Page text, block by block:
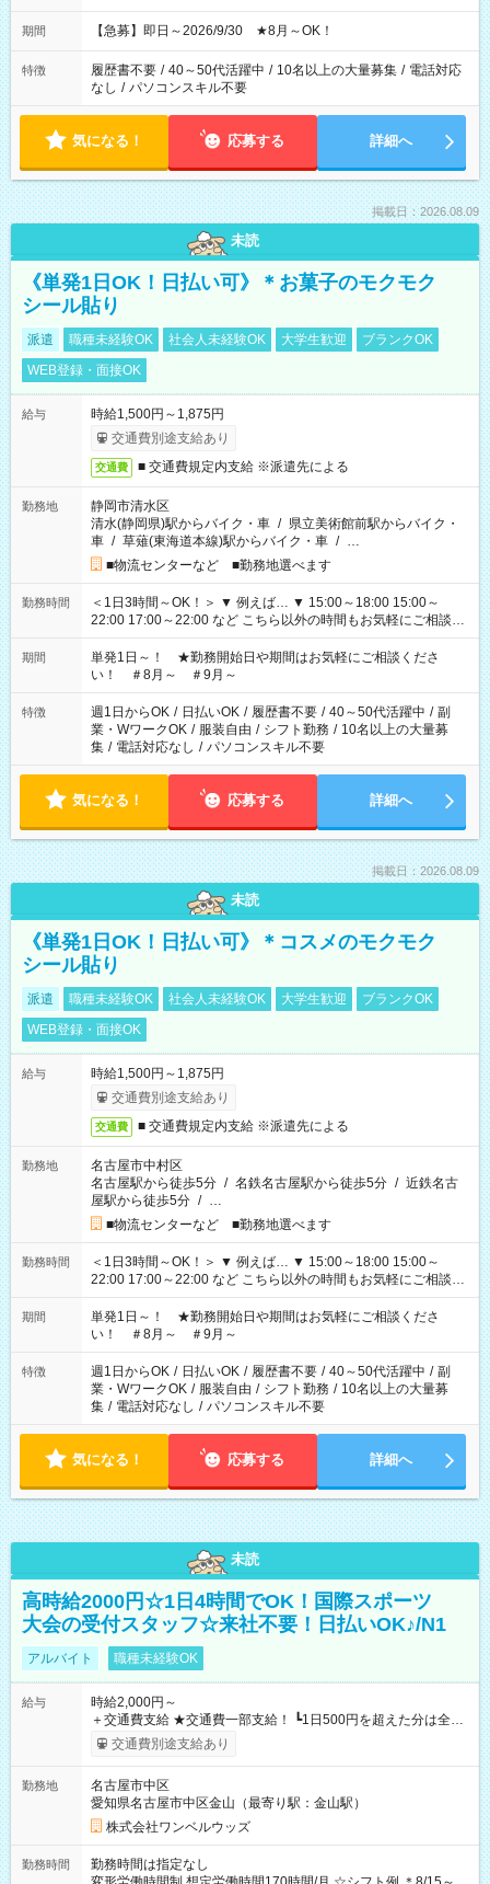
期間 【急募】即日～2026/9/30 ★8月～OK！
特徴 履歴書不要 / 40～50代活躍中 / 10名以上の大量募集 / 電話対応
なし / パソコンスキル不要
気になる！ 応募する 詳細へ
掲載日：2026.08.09
未読
《単発1日OK！日払い可》＊お菓子のモクモク
シール貼り
派遣 職種未経験OK 社会人未経験OK 大学生歓迎
ブランクOK
WEB登録・面接OK
給与
時給1,500円～1,875円
交通費別途支給あり
交通費 ■ 交通費規定内支給 ※派遣先による
勤務地
静岡市清水区
清水(静岡県)駅からバイク・車 / 県立美術館前駅からバイク・
車 / 草薙(東海道本線)駅からバイク・車 / …
■物流センターなど ■勤務地選べます
勤務時間
＜1日3時間～OK！＞ ▼ 例えば… ▼ 15:00～18:00 15:00～
22:00 17:00～22:00 など こちら以外の時間もお気軽にご相談く
ださい！
期間
単発1日～！ ★勤務開始日や期間はお気軽にご相談くださ
い！ ＃8月～ ＃9月～
特徴 週1日からOK / 日払いOK / 履歴書不要 / 40～50代活躍中 / 副
業・WワークOK / 服装自由 / シフト勤務 / 10名以上の大量募
集 / 電話対応なし / パソコンスキル不要
気になる！ 応募する 詳細へ
掲載日：2026.08.09
未読
《単発1日OK！日払い可》＊コスメのモクモク
シール貼り
派遣 職種未経験OK 社会人未経験OK 大学生歓迎
ブランクOK
WEB登録・面接OK
給与
時給1,500円～1,875円
交通費別途支給あり
交通費 ■ 交通費規定内支給 ※派遣先による
勤務地
名古屋市中村区
名古屋駅から徒歩5分 / 名鉄名古屋駅から徒歩5分 / 近鉄名古
屋駅から徒歩5分 / …
■物流センターなど ■勤務地選べます
勤務時間
＜1日3時間～OK！＞ ▼ 例えば… ▼ 15:00～18:00 15:00～
22:00 17:00～22:00 など こちら以外の時間もお気軽にご相談く
ださい！
期間
単発1日～！ ★勤務開始日や期間はお気軽にご相談くださ
い！ ＃8月～ ＃9月～
特徴 週1日からOK / 日払いOK / 履歴書不要 / 40～50代活躍中 / 副
業・WワークOK / 服装自由 / シフト勤務 / 10名以上の大量募
集 / 電話対応なし / パソコンスキル不要
気になる！ 応募する 詳細へ
未読
高時給2000円☆1日4時間でOK！国際スポーツ
大会の受付スタッフ☆来社不要！日払いOK♪/N1
アルバイト 職種未経験OK
給与
時給2,000円～
＋交通費支給 ★交通費一部支給！ ┗1日500円を超えた分は全額
支給！ ※往復500円以内の方は自己負担となります ★日払い
OK！（規定あり） ┗働いたその日に現金GET♪ お仕事後はコン
期間なし
交通費別途支給あり
勤務地
名古屋市中区
愛知県名古屋市中区金山（最寄り駅：金山駅）
株式会社ワンベルウッズ
勤務時間
勤務時間は指定なし